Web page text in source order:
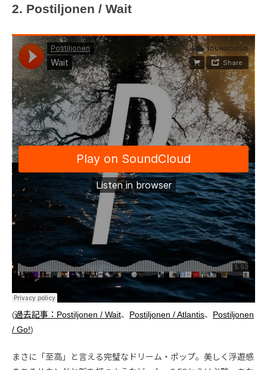
2. Postiljonen / Wait
(過去記事：Postiljonen / Wait、 Postiljonen / Atlantis、 Postiljonen
/ Go!)
まさに「至高」と言える完璧なドリーム・ポップ。美しく浮遊感